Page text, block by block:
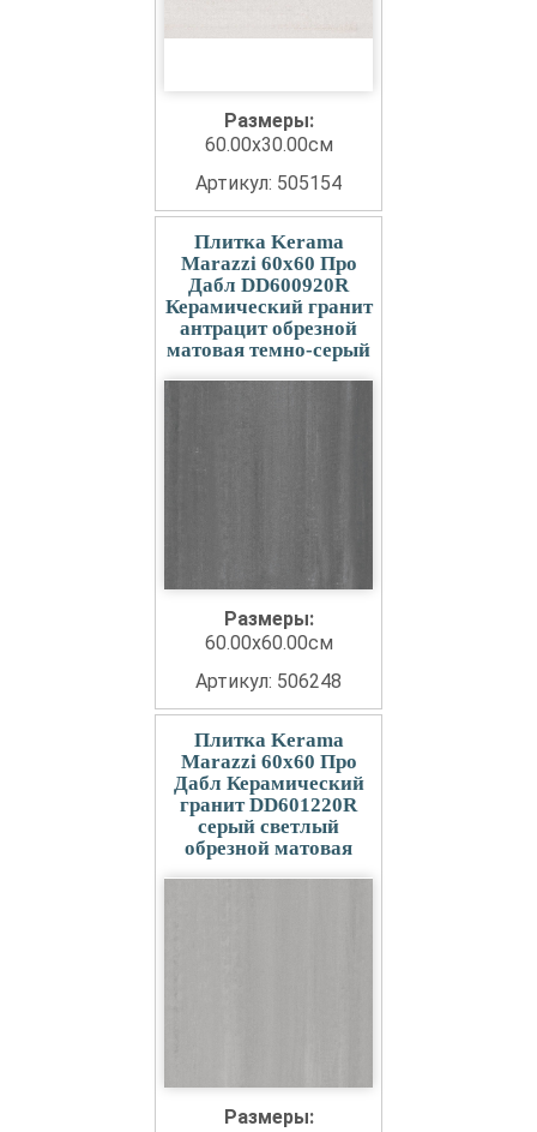
Размеры:
60.00x30.00см
Артикул: 505154
Плитка Kerama
Marazzi 60x60 Про
Дабл DD600920R
Керамический гранит
антрацит обрезной
матовая темно-серый
Размеры:
60.00x60.00см
Артикул: 506248
Плитка Kerama
Marazzi 60x60 Про
Дабл Керамический
гранит DD601220R
серый светлый
обрезной матовая
Размеры: